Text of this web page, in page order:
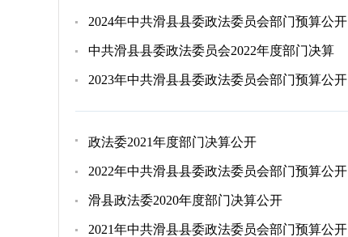
2024年中共滑县县委政法委员会部门预算公开
中共滑县县委政法委员会2022年度部门决算
2023年中共滑县县委政法委员会部门预算公开
政法委2021年度部门决算公开
2022年中共滑县县委政法委员会部门预算公开
滑县政法委2020年度部门决算公开
2021年中共滑县县委政法委员会部门预算公开